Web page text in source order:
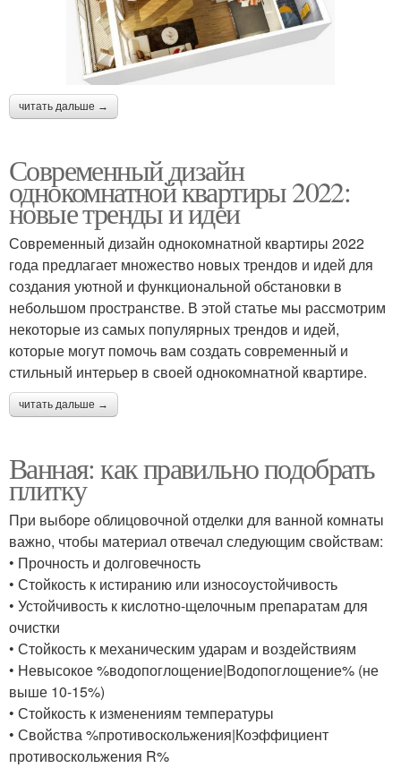
читать дальше →
Современный дизайн
однокомнатной квартиры 2022:
новые тренды и идеи
Современный дизайн однокомнатной квартиры 2022
года предлагает множество новых трендов и идей для
создания уютной и функциональной обстановки в
небольшом пространстве. В этой статье мы рассмотрим
некоторые из самых популярных трендов и идей,
которые могут помочь вам создать современный и
стильный интерьер в своей однокомнатной квартире.
читать дальше →
Ванная: как правильно подобрать
плитку
При выборе облицовочной отделки для ванной комнаты
важно, чтобы материал отвечал следующим свойствам:
• Прочность и долговечность
• Стойкость к истиранию или износоустойчивость
• Устойчивость к кислотно-щелочным препаратам для
очистки
• Стойкость к механическим ударам и воздействиям
• Невысокое %водопоглощение|Водопоглощение% (не
выше 10-15%)
• Стойкость к изменениям температуры
• Свойства %противоскольжения|Коэффициент
противоскольжения R%